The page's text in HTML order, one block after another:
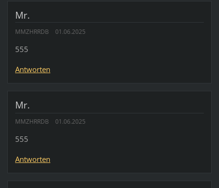
Mr.
MMZHRRDB 01.06.2025
555
Antworten
Mr.
MMZHRRDB 01.06.2025
555
Antworten